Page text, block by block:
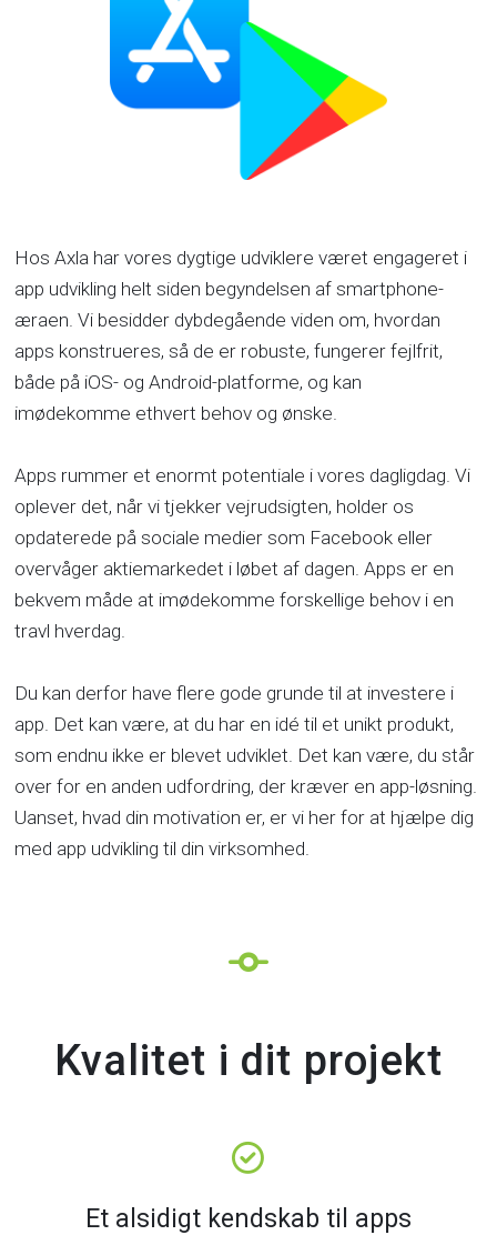
Hos Axla har vores dygtige udviklere været engageret i
app udvikling helt siden begyndelsen af smartphone-
æraen. Vi besidder dybdegående viden om, hvordan
apps konstrueres, så de er robuste, fungerer fejlfrit,
både på iOS- og Android-platforme, og kan
imødekomme ethvert behov og ønske.
Apps rummer et enormt potentiale i vores dagligdag. Vi
oplever det, når vi tjekker vejrudsigten, holder os
opdaterede på sociale medier som Facebook eller
overvåger aktiemarkedet i løbet af dagen. Apps er en
bekvem måde at imødekomme forskellige behov i en
travl hverdag.
Du kan derfor have flere gode grunde til at investere i
app. Det kan være, at du har en idé til et unikt produkt,
som endnu ikke er blevet udviklet. Det kan være, du står
over for en anden udfordring, der kræver en app-løsning.
Uanset, hvad din motivation er, er vi her for at hjælpe dig
med app udvikling til din virksomhed.
Kvalitet i dit projekt
Et alsidigt kendskab til apps